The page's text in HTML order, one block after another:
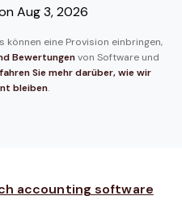
Aug 3, 2026
können eine Provision einbringen,
Bewertungen von Software und
Sie mehr darüber, wie wir
bleiben.
accounting software